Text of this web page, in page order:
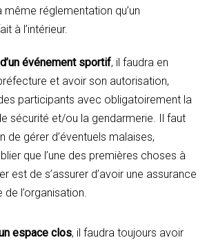
même réglementation qu’un
à l’intérieur.
événement sportif, il faudra en
et avoir son autorisation,
participants avec obligatoirement la
sécurité et/ou la gendarmerie. Il faut
de gérer d’éventuels malaises,
que l’une des premières choses à
est de s’assurer d’avoir une assurance
l’organisation.
espace clos, il faudra toujours avoir